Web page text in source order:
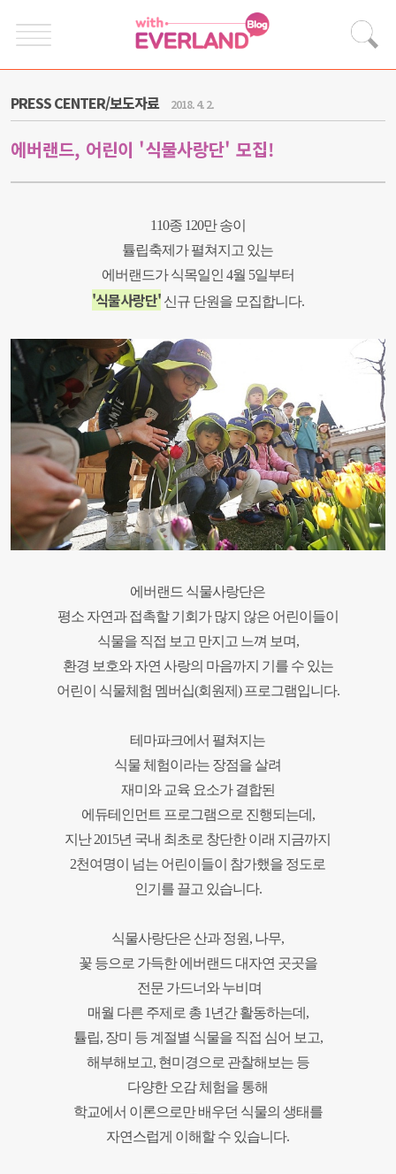
PRESS CENTER/보도자료 2018. 4. 2.
에버랜드, 어린이 '식물사랑단' 모집!
110종 120만 송이
튤립축제가 펼쳐지고 있는
에버랜드가 식목일인 4월 5일부터
'식물사랑단'신규 단원을 모집합니다.
에버랜드 식물사랑단은
평소 자연과 접촉할 기회가 많지 않은 어린이들이
식물을 직접 보고 만지고 느껴 보며,
환경 보호와 자연 사랑의 마음까지 기를 수 있는
어린이 식물체험 멤버십(회원제) 프로그램입니다.
테마파크에서 펼쳐지는
식물 체험이라는 장점을 살려
재미와 교육 요소가 결합된
에듀테인먼트 프로그램으로 진행되는데,
지난 2015년 국내 최초로 창단한 이래 지금까지
2천여명이 넘는 어린이들이 참가했을 정도로
인기를 끌고 있습니다.
식물사랑단은 산과 정원, 나무,
꽃 등으로 가득한 에버랜드 대자연 곳곳을
전문 가드너와 누비며
매월 다른 주제로 총 1년간 활동하는데,
튤립, 장미 등 계절별 식물을 직접 심어 보고,
해부해보고, 현미경으로 관찰해보는 등
다양한 오감 체험을 통해
학교에서 이론으로만 배우던 식물의 생태를
자연스럽게 이해할 수 있습니다.